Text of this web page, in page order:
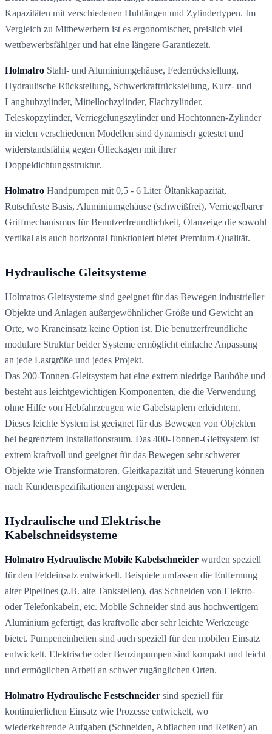
Kapazitäten mit verschiedenen Hublängen und Zylindertypen. Im
Vergleich zu Mitbewerbern ist es ergonomischer, preislich viel
wettbewerbsfähiger und hat eine längere Garantiezeit.
Holmatro Stahl- und Aluminiumgehäuse, Federrückstellung,
Hydraulische Rückstellung, Schwerkraftrückstellung, Kurz- und
Langhubzylinder, Mittellochzylinder, Flachzylinder,
Teleskopzylinder, Verriegelungszylinder und Hochtonnen-Zylinder
in vielen verschiedenen Modellen sind dynamisch getestet und
widerstandsfähig gegen Ölleckagen mit ihrer
Doppeldichtungsstruktur.
Holmatro Handpumpen mit 0,5 - 6 Liter Öltankkapazität,
Rutschfeste Basis, Aluminiumgehäuse (schweißfrei), Verriegelbarer
Griffmechanismus für Benutzerfreundlichkeit, Ölanzeige die sowohl
vertikal als auch horizontal funktioniert bietet Premium-Qualität.
Hydraulische Gleitsysteme
Holmatros Gleitsysteme sind geeignet für das Bewegen industrieller
Objekte und Anlagen außergewöhnlicher Größe und Gewicht an
Orte, wo Kraneinsatz keine Option ist. Die benutzerfreundliche
modulare Struktur beider Systeme ermöglicht einfache Anpassung
an jede Lastgröße und jedes Projekt.
Das 200-Tonnen-Gleitsystem hat eine extrem niedrige Bauhöhe und
besteht aus leichtgewichtigen Komponenten, die die Verwendung
ohne Hilfe von Hebfahrzeugen wie Gabelstaplern erleichtern.
Dieses leichte System ist geeignet für das Bewegen von Objekten
bei begrenztem Installationsraum. Das 400-Tonnen-Gleitsystem ist
extrem kraftvoll und geeignet für das Bewegen sehr schwerer
Objekte wie Transformatoren. Gleitkapazität und Steuerung können
nach Kundenspezifikationen angepasst werden.
Hydraulische und Elektrische
Kabelschneidsysteme
Holmatro Hydraulische Mobile Kabelschneider wurden speziell
für den Feldeinsatz entwickelt. Beispiele umfassen die Entfernung
alter Pipelines (z.B. alte Tankstellen), das Schneiden von Elektro-
oder Telefonkabeln, etc. Mobile Schneider sind aus hochwertigem
Aluminium gefertigt, das kraftvolle aber sehr leichte Werkzeuge
bietet. Pumpeneinheiten sind auch speziell für den mobilen Einsatz
entwickelt. Elektrische oder Benzinpumpen sind kompakt und leicht
und ermöglichen Arbeit an schwer zugänglichen Orten.
Holmatro Hydraulische Festschneider sind speziell für
kontinuierlichen Einsatz wie Prozesse entwickelt, wo
wiederkehrende Aufgaben (Schneiden, Abflachen und Reißen) an